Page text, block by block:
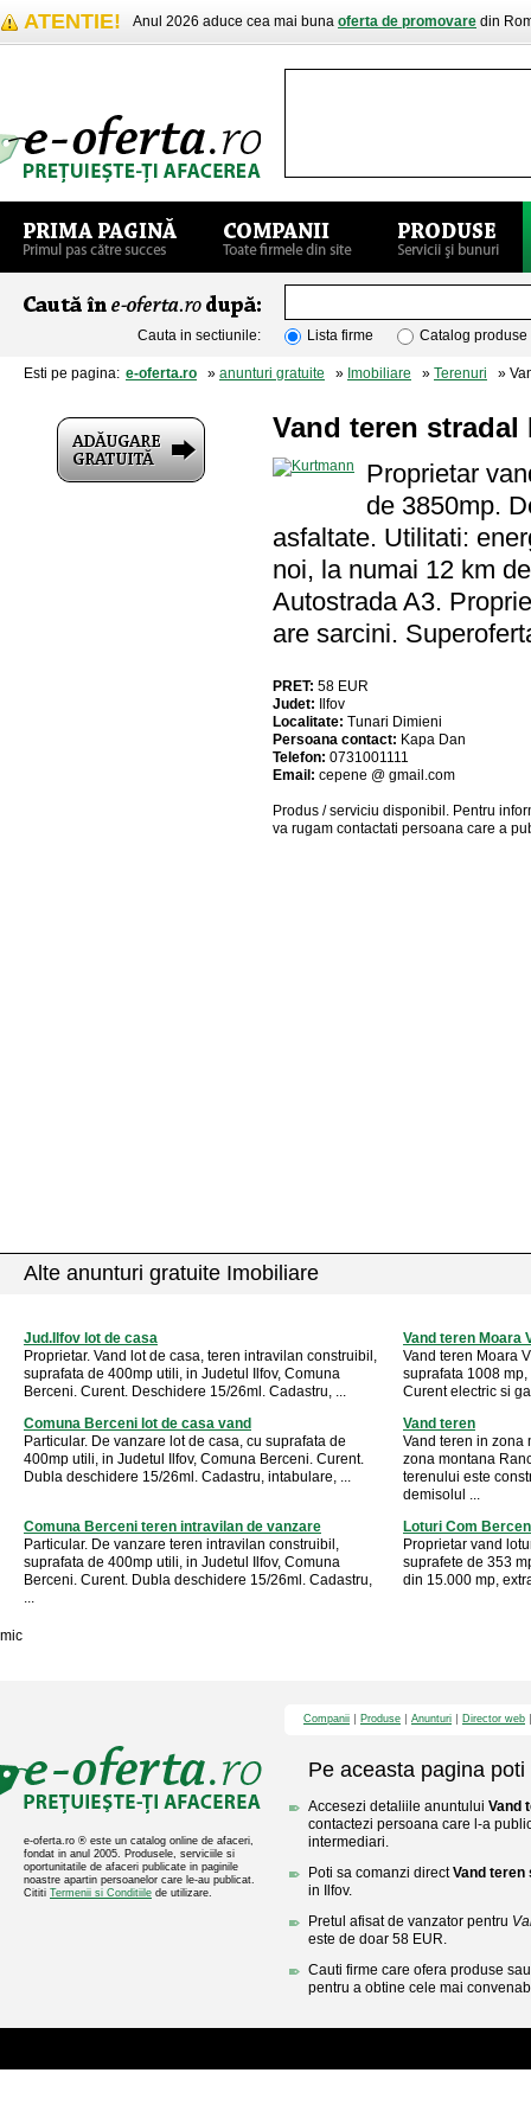
ATENTIE! Anul 2026 aduce cea mai buna oferta de promovare din
Cauta in sectiunile: Lista firme Catalog produse
Esti pe pagina: e-oferta.ro » anunturi gratuite » Imobiliare » Terenuri »
Vand teren stradal
Proprietar
de 3850mp.
asfaltate. Utilitati:
noi, la numai 12 km
Autostrada A3.
are sarcini.
PRET: 58 EUR
Judet:
Ilfov
Localitate: Tunari Dimieni
Persoana contact: Kapa Dan
Telefon: 0731001111
Email: cepene @ gmail.com
Produs / serviciu disponibil . Pentru
va rugam contactati persoana care a
Alte anunturi gratuite Imobiliare
Jud.Ilfov lot de casa
Proprietar. Vand lot de casa, teren intravilan construibil,
suprafata de 400mp utili, in Judetul Ilfov, Comuna
Berceni. Curent. Deschidere 15/26ml. Cadastru, ...
Vand teren Moara
Vand teren Moara
suprafata 1008
Curent electric si
Comuna Berceni lot de casa vand
Particular. De vanzare lot de casa, cu suprafata de
400mp utili, in Judetul Ilfov, Comuna Berceni. Curent.
Dubla deschidere 15/26ml. Cadastru, intabulare, ...
Vand teren
Vand teren in zona
zona montana
terenului este
demisolul ...
Comuna Berceni teren intravilan de vanzare
Particular. De vanzare teren intravilan construibil,
suprafata de 400mp utili, in Judetul Ilfov, Comuna
Berceni. Curent. Dubla deschidere 15/26ml. Cadastru,
...
Loturi Com
Proprietar vand
suprafete de 353
din 15.000 mp,
mic
e-oferta.ro ® este un catalog online de afaceri,
fondat in anul 2005. Produsele, serviciile si
oportunitatile de afaceri publicate in paginile
noastre apartin persoanelor care le-au publicat.
Cititi Termenii si Conditiile de utilizare.
Companii Produse Anunturi Director web
Pe aceasta pagina poti
Accesezi detaliile anuntului Vand
contactezi persoana care l-a
intermediari.
Poti sa comanzi directVand teren
in Ilfov.
Pretul afisat de vanzator pentru
este de doar 58 EUR.
Cauti firme care ofera produse
pentru a obtine cele mai